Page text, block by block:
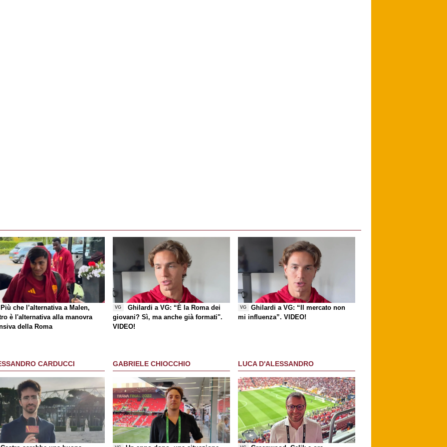
Più che l’alternativa a Malen,
è l'alternativa alla manovra
della Roma
VG
Ghilardi a VG: “È la Roma dei
giovani? Sì, ma anche già formati".
VIDEO!
VG
Ghilardi a VG: “Il mercato non
mi influenza”. VIDEO!
CARDUCCI GABRIELE CHIOCCHIO LUCA D'ALESSANDRO